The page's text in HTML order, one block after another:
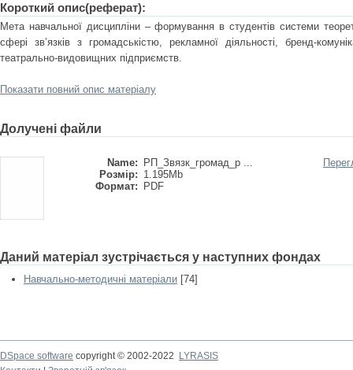
Короткий опис(реферат):
Мета навчальної дисципліни – формування в студентів системи
сфері зв’язків з громадськістю, рекламної діяльності, бренд-
театрально-видовищних підприємств.
Показати повний опис матеріалу
Долучені файли
Name:
РП_Звязк_громад_р ...
Розмір: 1.195Mb
Формат:
PDF
Даний матеріал зустрічається у наступних фондах
Навчально-методичні матеріали [74]
DSpace software copyright © 2002-2022
LYRASIS